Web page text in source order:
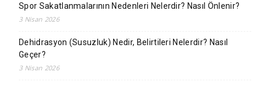
Spor Sakatlanmalarının Nedenleri Nelerdir? Nasıl Önlenir?
3 Nisan 2026
Dehidrasyon (Susuzluk) Nedir, Belirtileri Nelerdir? Nasıl
Geçer?
3 Nisan 2026